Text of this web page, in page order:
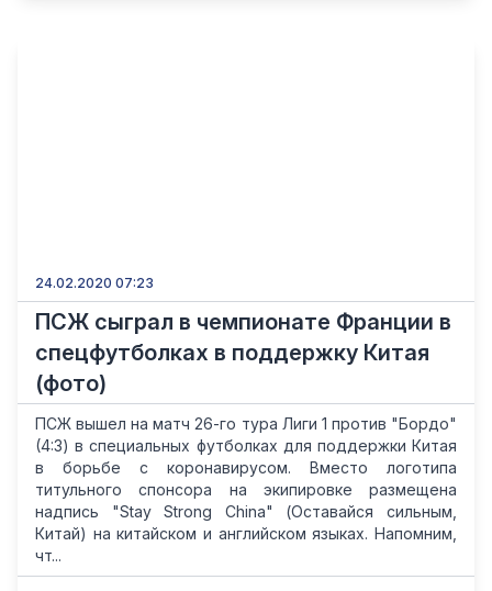
24.02.2020 07:23
ПСЖ сыграл в чемпионате Франции в
спецфутболках в поддержку Китая
(фото)
ПСЖ вышел на матч 26-го тура Лиги 1 против "Бордо"
(4:3) в специальных футболках для поддержки Китая
в борьбе с коронавирусом. Вместо логотипа
титульного спонсора на экипировке размещена
надпись "Stay Strong China" (Оставайся сильным,
Китай) на китайском и английском языках. Напомним,
чт...